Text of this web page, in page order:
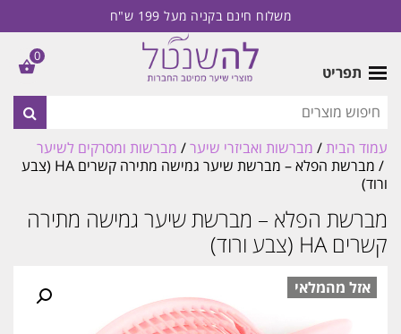
משלוח חינם בקניה מעל 199 ש"ח
תפריט
עמוד הבית/ מברשות ואביזרי שיער/ מברשות ומסרקים לשיער
/ מברשת הפלא – מברשת שיער גמישה מתירה קשרים HA (צבע
ורוד)
מברשת הפלא – מברשת שיער גמישה מתירה
קשרים HA (צבע ורוד)
0